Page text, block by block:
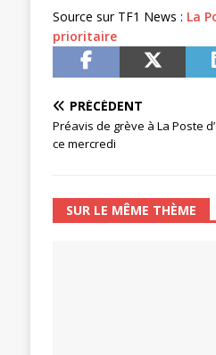
Source sur TF1 News : La
prioritaire
PRÉCÉDENT
Préavis de grève à La Poste
ce mercredi
SUR LE MÊME THÈME